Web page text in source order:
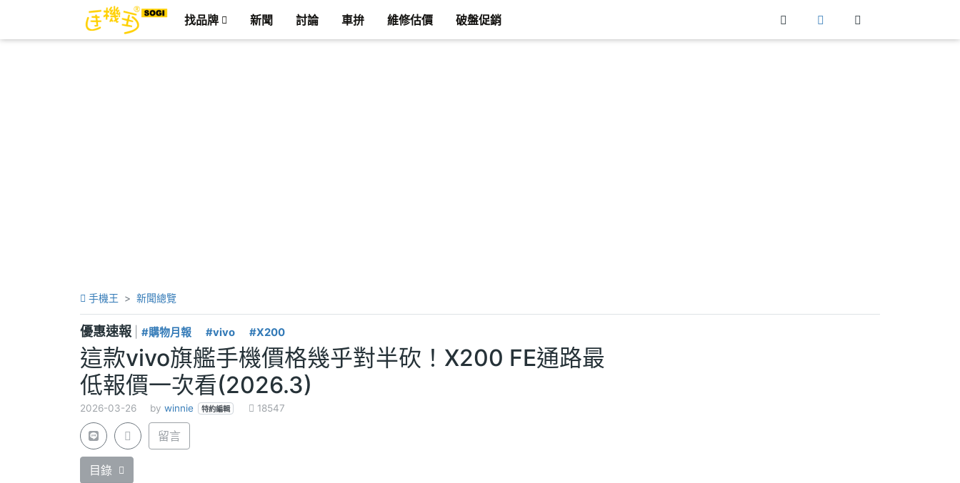
找品牌 新聞 討論 車拚 維修估價 破盤促銷
手機王 新聞總覽
優惠速報 #購物月報 #vivo #X200
這款vivo旗艦手機價格幾乎對半砍！X200 FE通路最
低報價一次看(2026.3)
2026-03-26 by winnie 特約編輯 18547
留言
目錄